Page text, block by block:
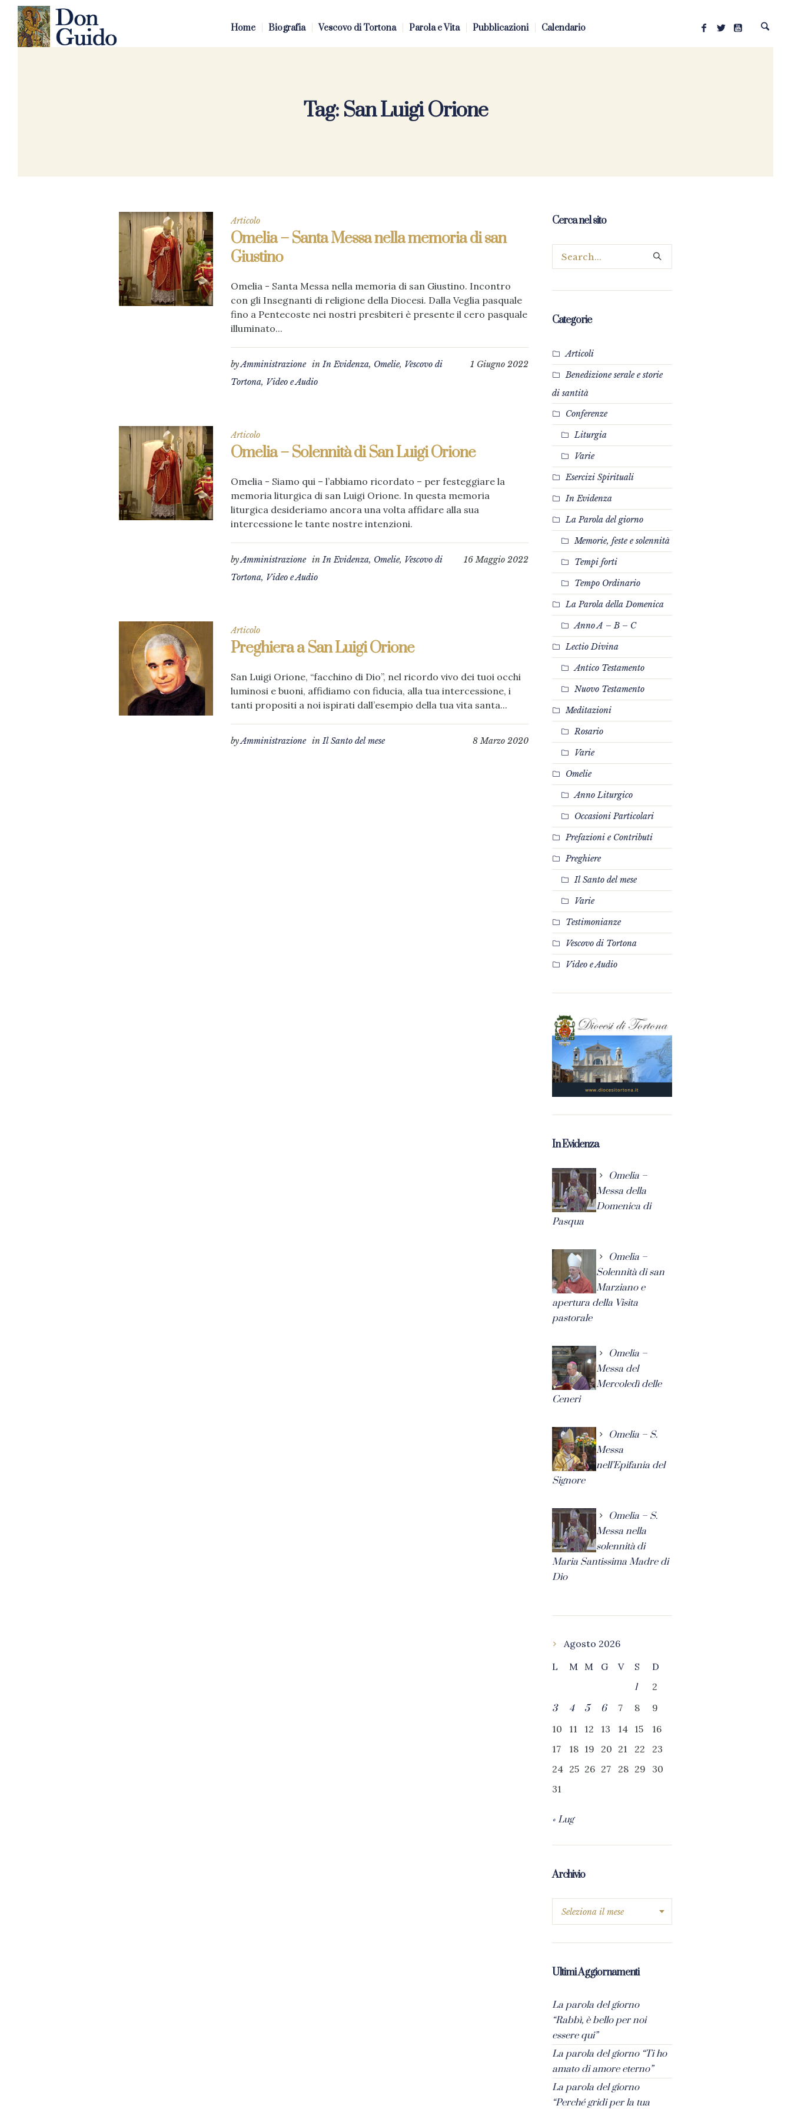
Home Biografia Vescovo di Tortona Parola e Vita Pubblicazioni Calendario
Tag: San Luigi Orione
Articolo
Omelia – Santa Messa nella memoria di san
Giustino
Omelia - Santa Messa nella memoria di san Giustino. Incontro
con gli Insegnanti di religione della Diocesi. Dalla Veglia pasquale
fino a Pentecoste nei nostri presbiteri è presente il cero pasquale
illuminato...
1 Giugno 2022
byAmministrazione inIn Evidenza, Omelie, Vescovo di
Tortona, Video e Audio
Articolo
Omelia – Solennità di San Luigi Orione
Omelia - Siamo qui – l’abbiamo ricordato – per festeggiare la
memoria liturgica di san Luigi Orione. In questa memoria
liturgica desideriamo ancora una volta affidare alla sua
intercessione le tante nostre intenzioni.
16 Maggio 2022
byAmministrazione inIn Evidenza, Omelie, Vescovo di
Tortona, Video e Audio
Articolo
Preghiera a San Luigi Orione
San Luigi Orione, “facchino di Dio”, nel ricordo vivo dei tuoi occhi
luminosi e buoni, affidiamo con fiducia, alla tua intercessione, i
tanti propositi a noi ispirati dall’esempio della tua vita santa...
8 Marzo 2020
byAmministrazione inIl Santo del mese
Cerca nel sito
Categorie
Articoli
Benedizione serale e storie
di santità
Conferenze
Liturgia
Varie
Esercizi Spirituali
In Evidenza
La Parola del giorno
Memorie, feste e solennità
Tempi forti
Tempo Ordinario
La Parola della Domenica
Anno A – B – C
Lectio Divina
Antico Testamento
Nuovo Testamento
Meditazioni
Rosario
Varie
Omelie
Anno Liturgico
Occasioni Particolari
Prefazioni e Contributi
Preghiere
Il Santo del mese
Varie
Testimonianze
Vescovo di Tortona
Video e Audio
In Evidenza
Omelia –
Messa della
Domenica di
Pasqua
Omelia –
Solennità di san
Marziano e
apertura della Visita
pastorale
Omelia –
Messa del
Mercoledì delle
Ceneri
Omelia – S.
Messa
nell’Epifania del
Signore
Omelia – S.
Messa nella
solennità di
Maria Santissima Madre di
Dio
Agosto 2026
L
M M G V S
D
1
2
3
4 5 6 7 8
9
10
11 12 13 14 15
16
17
18 19 20 21 22
23
24 25 26 27 28 29
30
31
« Lug
Archivio
Ultimi Aggiornamenti
La parola del giorno
“Rabbì, è bello per noi
essere qui”
La parola del giorno “Ti ho
amato di amore eterno”
La parola del giorno
“Perché gridi per la tua